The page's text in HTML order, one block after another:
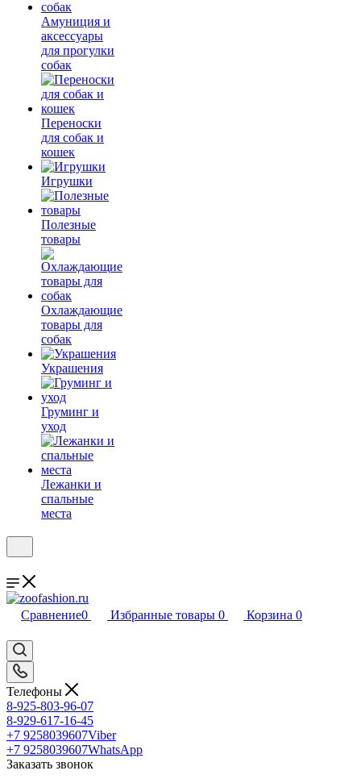
Амуниция и
аксессуары
для прогулки
собак
Переноски
для собак и
кошек
Игрушки
Полезные
товары
Охлаждающие
товары для
собак
Украшения
Груминг и
уход
Лежанки и
спальные
места
Сравнение0 Избранные товары 0 Корзина 0
Телефоны
8-925-803-96-07
8-929-617-16-45
+7 9258039607Viber
+7 9258039607WhatsApp
Заказать звонок